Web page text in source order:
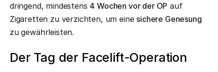
dringend, mindestens 4 Wochen vor der OP auf
Zigaretten zu verzichten, um eine sichere Genesung
zu gewährleisten.
Der Tag der Facelift-Operation